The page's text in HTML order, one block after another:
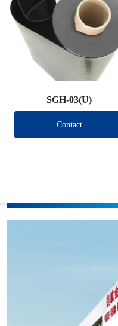
SGH-03(U)
Contact